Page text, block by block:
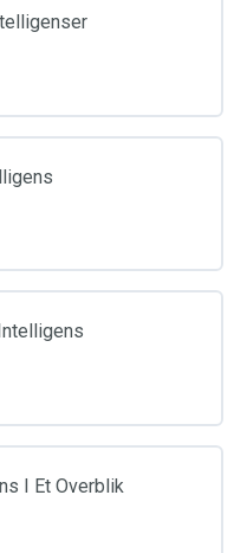
I Et Overblik